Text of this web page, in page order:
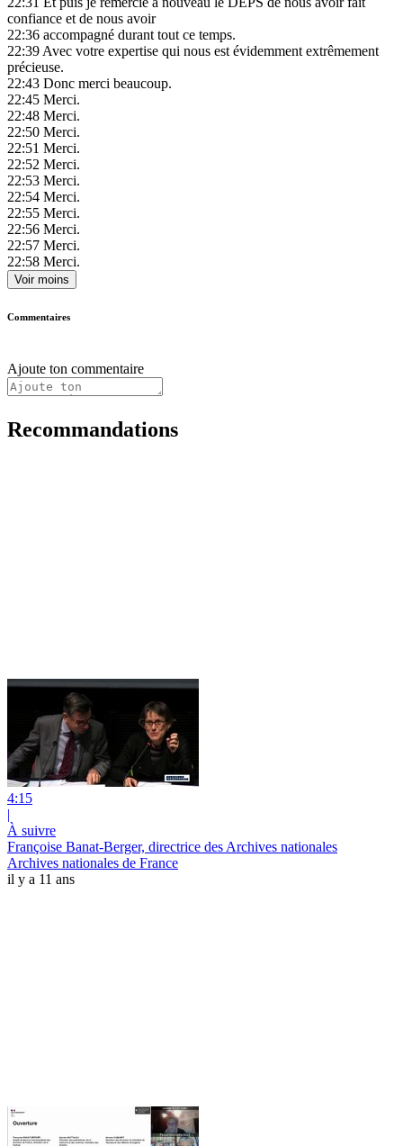
confiance et de nous avoir
22:36 accompagné durant tout ce temps.
22:39Avec votre expertise qui nous est évidemment extrêmement
précieuse.
22:43 Donc merci beaucoup.
22:45 Merci.
22:48 Merci.
22:50 Merci.
22:51 Merci.
22:52 Merci.
22:53 Merci.
22:54 Merci.
22:55 Merci.
22:56 Merci.
22:57 Merci.
22:58 Merci.
Voir moins
Commentaires
Ajoute ton commentaire
Recommandations
4:15
|
À suivre
Françoise Banat-Berger, directrice des Archives nationales
Archives nationales de France
il y a 11 ans